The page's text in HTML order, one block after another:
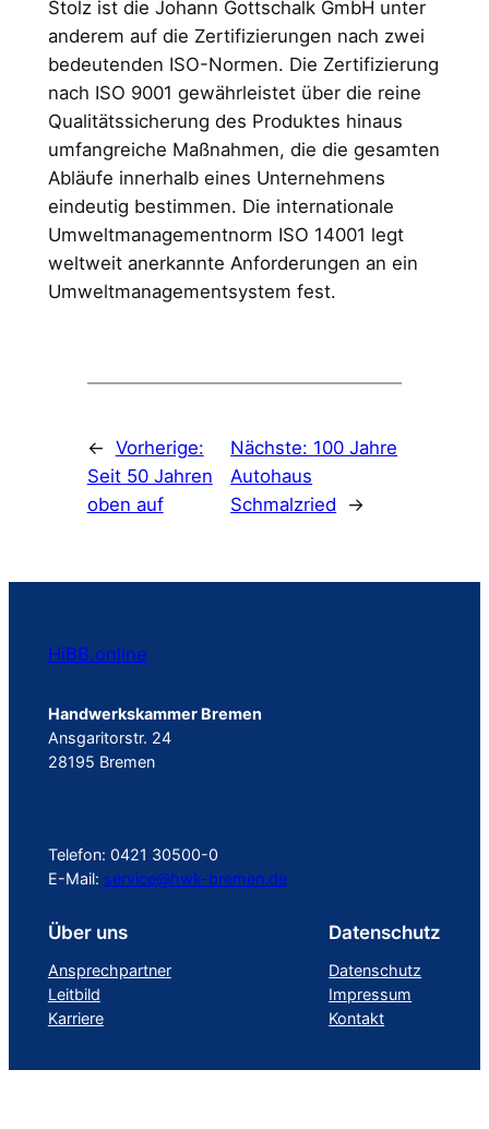
Stolz ist die Johann Gottschalk GmbH unter
anderem auf die Zertifizierungen nach zwei
bedeutenden ISO-Normen. Die Zertifizierung
nach ISO 9001 gewährleistet über die reine
Qualitätssicherung des Produktes hinaus
umfangreiche Maßnahmen, die die gesamten
Abläufe innerhalb eines Unternehmens
eindeutig bestimmen. Die internationale
Umweltmanagementnorm ISO 14001 legt
weltweit anerkannte Anforderungen an ein
Umweltmanagementsystem fest.
← Vorherige:
Seit 50 Jahren
oben auf
Nächste: 100 Jahre
Autohaus
Schmalzried
→
HiBB.online
Handwerkskammer Bremen
Ansgaritorstr. 24
28195 Bremen
Telefon: 0421 30500-0
E-Mail: service@hwk-bremen.de
Über uns
Ansprechpartner
Leitbild
Karriere
Datenschutz
Datenschutz
Impressum
Kontakt